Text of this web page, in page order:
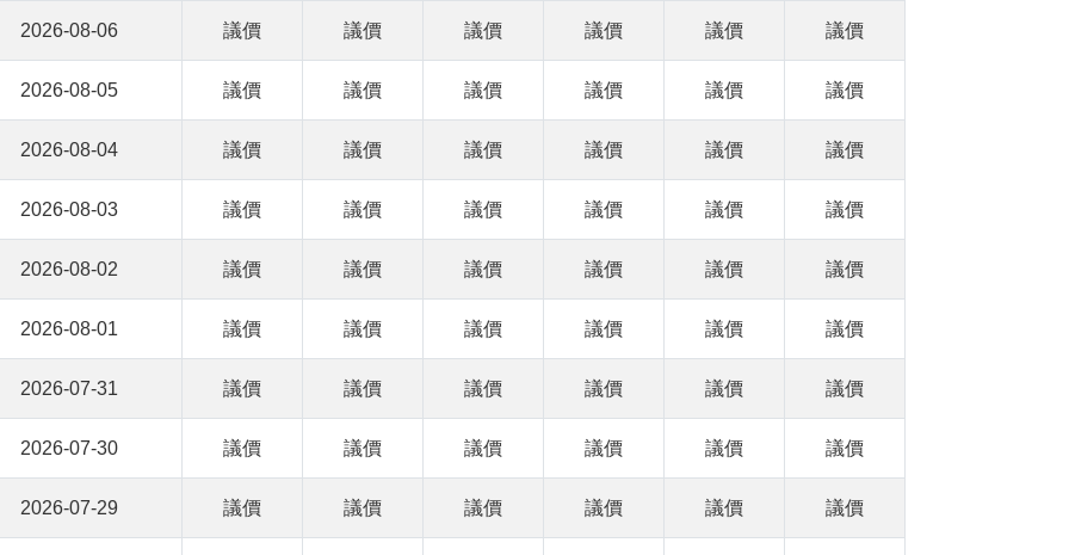
2026-08-06 議價 議價 議價 議價 議價 議價
2026-08-05 議價 議價 議價 議價 議價 議價
2026-08-04 議價 議價 議價 議價 議價 議價
2026-08-03 議價 議價 議價 議價 議價 議價
2026-08-02 議價 議價 議價 議價 議價 議價
2026-08-01 議價 議價 議價 議價 議價 議價
2026-07-31 議價 議價 議價 議價 議價 議價
2026-07-30 議價 議價 議價 議價 議價 議價
2026-07-29 議價 議價 議價 議價 議價 議價